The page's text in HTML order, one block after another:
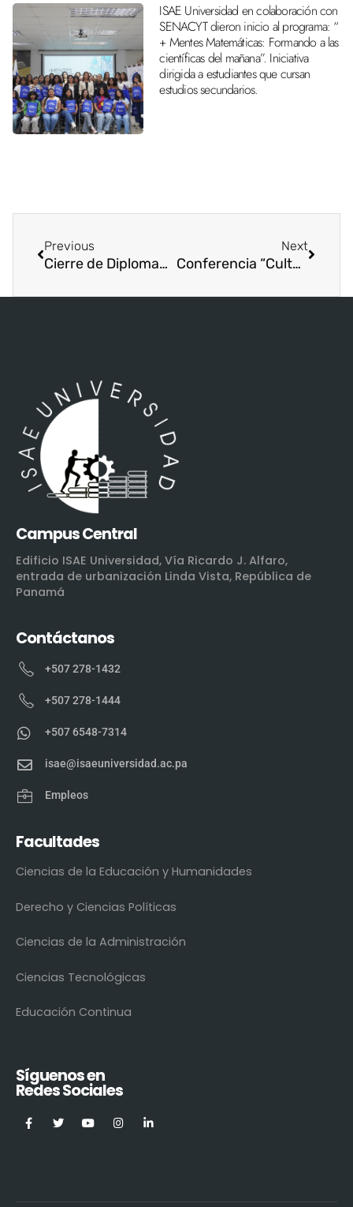
ISAE Universidad en colaboración con
SENACYT dieron inicio al programa: “
+ Mentes Matemáticas: Formando a las
científicas del mañana”. Iniciativa
dirigida a estudiantes que cursan
estudios secundarios.
Previous
Cierre de Diplomado en Gestión y Desarrollo de Proyectos de Investigación en la Sede de Changuinola
Next
Conferencia “Cultura Familiar Vs Cultura Laboral”
Campus Central
Edificio ISAE Universidad, Vía Ricardo J. Alfaro,
entrada de urbanización Linda Vista, República de
Panamá
Contáctanos
+507 278-1432
+507 278-1444
+507 6548-7314
isae@isaeuniversidad.ac.pa
Empleos
Facultades
Ciencias de la Educación y Humanidades
Derecho y Ciencias Políticas
Ciencias de la Administración
Ciencias Tecnológicas
Educación Continua
Síguenos en
Redes Sociales